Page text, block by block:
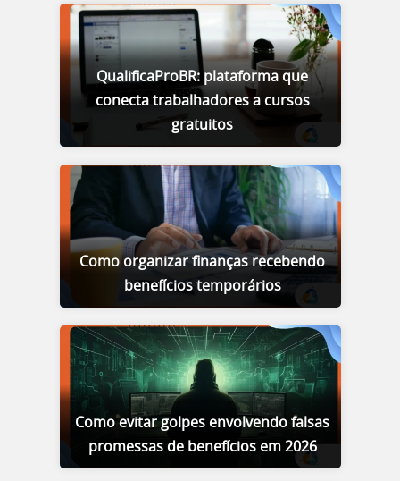
QualificaProBR: plataforma que
conecta trabalhadores a cursos
gratuitos
Como organizar finanças recebendo
benefícios temporários
Como evitar golpes envolvendo falsas
promessas de benefícios em 2026